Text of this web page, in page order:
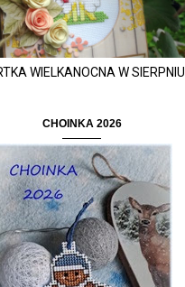
WIELKANOCNA W SIERPNIU
CHOINKA 2026